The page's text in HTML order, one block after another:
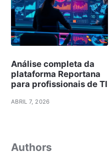
Análise completa da
plataforma Reportana
para profissionais de TI
ABRIL 7, 2026
Authors